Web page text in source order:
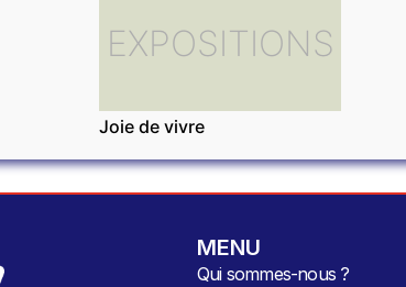
EXPOSITIONS
Joie de vivre
MENU
Qui sommes-nous ?